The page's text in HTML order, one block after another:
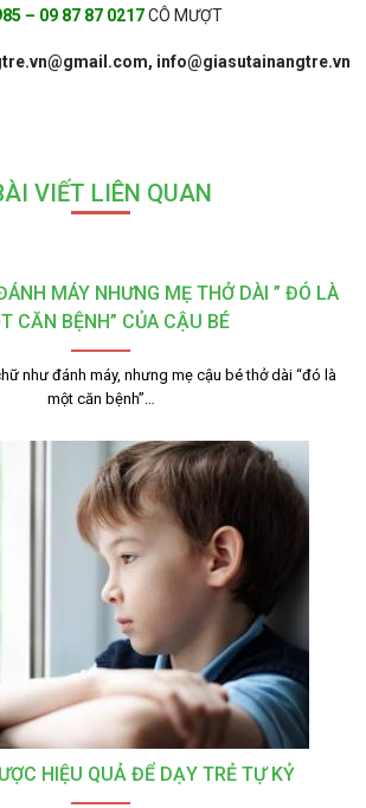
– 09 87 87 0217CÔ MƯỢT
info@giasutainangtre.vn
VIẾT LIÊN QUAN
MÁY NHƯNG MẸ THỞ DÀI ” ĐÓ LÀ
CĂN BỆNH” CỦA CẬU BÉ
như đánh máy, nhưng mẹ cậu bé thở dài “đó là
một căn bệnh”…
HIỆU QUẢ ĐỂ DẠY TRẺ TỰ KỶ